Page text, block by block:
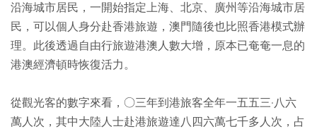
沿海城市居民，一開始指定上海、北京、廣州等沿海城市居
民，可以個人身分赴香港旅遊，澳門隨後也比照香港模式辦
理。此後透過自由行旅遊港澳人數大增，原本已奄奄一息的
港澳經濟頓時恢復活力。
從觀光客的數字來看，○三年到港旅客全年一五五三·八六
萬人次，其中大陸人士赴港旅遊達八四六萬七千多人次，占